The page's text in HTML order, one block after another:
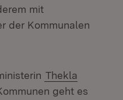
mit
der Kommunalen
Thekla
geht es